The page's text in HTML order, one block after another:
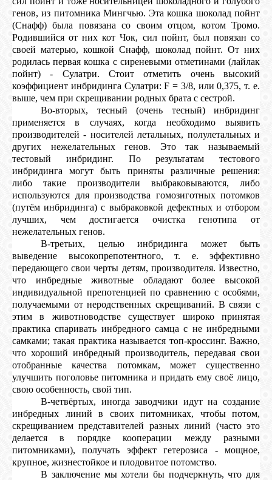
генов, из питомника Мингчью. Эта кошка шоколад пойнт
(Снафф) была повязана со своим отцом, котом Тромо.
Родившийся от них кот Чок, сил пойнт, был повязан со
своей матерью, кошкой Снафф, шоколад пойнт. От них
родилась первая кошка с сиреневыми отметинами (лайлак
пойнт) - Сулатри. Стоит отметить очень высокий
коэффициент инбридинга Сулатри: F = 3/8, или 0,375, т. е.
выше, чем при скрещивании родных брата с сестрой.
Во-вторых, тесный (очень тесный) инбридинг
применяется в случаях, когда необходимо выявить
производителей - носителей летальных, полулетальных и
других нежелательных генов. Это так называемый
тестовый инбридинг. По результатам тестового
инбридинга могут быть приняты различные решения:
либо такие производители выбраковываются, либо
используются для производства гомозиготных потомков
(путём инбридинга) с выбраковкой дефектных и отбором
лучших, чем достигается очистка генотипа от
нежелательных генов.
В-третьих, целью инбридинга может быть
выведение высокопрепотентного, т. е. эффективно
передающего свои черты детям, производителя. Известно,
что инбредные животные обладают более высокой
индивидуальной препотенцией по сравнению с особями,
получаемыми от неродственных скрещиваний. В связи с
этим в животноводстве существует широко принятая
практика спаривать инбредного самца с не инбредными
самками; такая практика называется топ-кроссинг. Важно,
что хороший инбредный производитель, передавая свои
отобранные качества потомкам, может существенно
улучшить поголовье питомника и придать ему своё лицо,
свою особенность, свой тип.
В-четвёртых, иногда заводчики идут на создание
инбредных линий в своих питомниках, чтобы потом,
скрещиванием представителей разных линий (часто это
делается в порядке кооперации между разными
питомниками), получать эффект гетерозиса - мощное,
крупное, жизнестойкое и плодовитое потомство.
В заключение мы хотели бы подчеркнуть, что для